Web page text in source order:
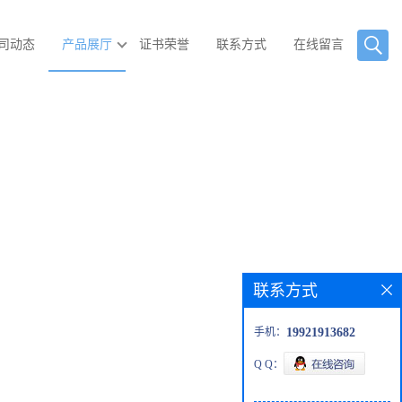
动态 产品展厅 证书荣誉 联系方式 在线留言
联系方式
手机： 19921913682
Q Q：